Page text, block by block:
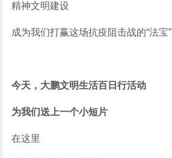
精神文明建设
成为我们打赢这场抗疫阻击战的“法宝”
今天，大鹏文明生活百日行活动
为我们送上一个小短片
在这里